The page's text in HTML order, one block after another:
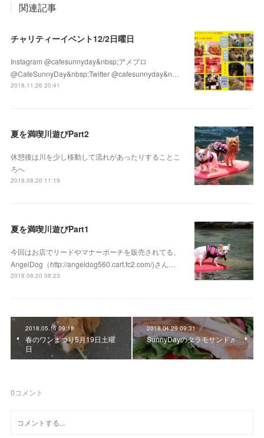
関連記事
チャリティーイベント12/2日曜日
Instagram @cafesunnyday&nbsp;アメブロ
@CafeSunnyDay&nbsp;Twitter @cafesunnyday&n…
2018.11.26 20:41
夏を満喫川遊びPart2
休憩後は川を少し移動して流れがあったりすることこ
ろへ
2018.08.20 11:19
夏を満喫川遊びPart1
今回はお店でリードやマナーポーチを販売されてる、
AngelDog（http://angeldog560.cart.fc2.com/)さん…
2018.08.20 08:23
2018.05.16 09:18
春のワンまつり5月19日土曜
日
2018.04.29 09:31
SunnyDayのタラモサンド♬
0コメント